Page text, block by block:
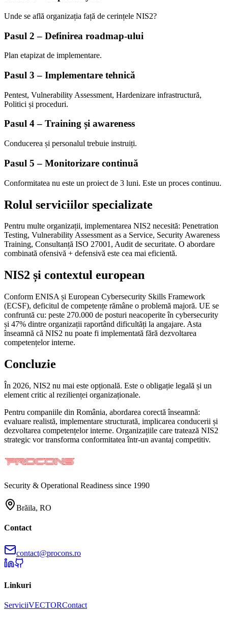
Unde se află organizația față de cerințele NIS2?
Pasul 2 – Definirea roadmap-ului
Plan etapizat de implementare.
Pasul 3 – Implementare tehnică
Pentest, Vulnerability Assessment, Hardenizare infrastructură,
Politici și proceduri.
Pasul 4 – Training și awareness
Conducerea și personalul trebuie instruiți.
Pasul 5 – Monitorizare continuă
Conformitatea nu este un proiect de 3 luni. Este un proces continuu.
Rolul serviciilor specializate
Pentru multe organizații, implementarea NIS2 necesită: Penetration
Testing, Vulnerability Assessment as a Service, Security Awareness
Training, Consultanță ISO 27001, Audit de securitate. O abordare
combinată ofensivă + defensivă este cea mai eficientă.
NIS2 și contextul european
Conform ENISA și European Cybersecurity Skills Framework
(ECSF), deficitul de competențe rămâne o problemă majoră. UE se
confruntă cu: peste 270.000 de posturi neacoperite în cybersecurity
și 47% dintre organizații raportând dificultăți la angajare. Asta
înseamnă că NIS2 nu poate fi implementată fără dezvoltarea
competențelor interne.
Concluzie
În 2026, NIS2 nu mai este opțională. Este o obligație legală și un
element critic al rezilienței organizaționale.
Pentru companiile din România, abordarea corectă înseamnă:
evaluare realistă, implementare structurată, implicarea conducerii și
dezvoltarea competențelor interne. Organizațiile care tratează NIS2
strategic vor transforma conformitatea într-un avantaj competitiv.
Security & Operational Readiness since 1990
Brăila, RO
Contact
contact@procons.ro
Linkuri
ServiciiVECTORContact